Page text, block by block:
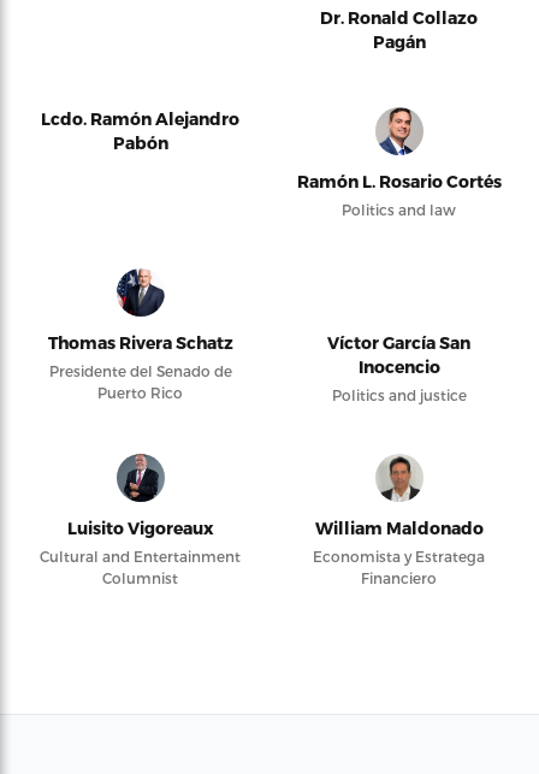
Dr. Ronald Collazo
Pagán
Lcdo. Ramón Alejandro
Pabón
Ramón L. Rosario Cortés
Politics and law
Thomas Rivera Schatz
Presidente del Senado de
Puerto Rico
Víctor García San
Inocencio
Politics and justice
Luisito Vigoreaux
Cultural and Entertainment
Columnist
William Maldonado
Economista y Estratega
Financiero